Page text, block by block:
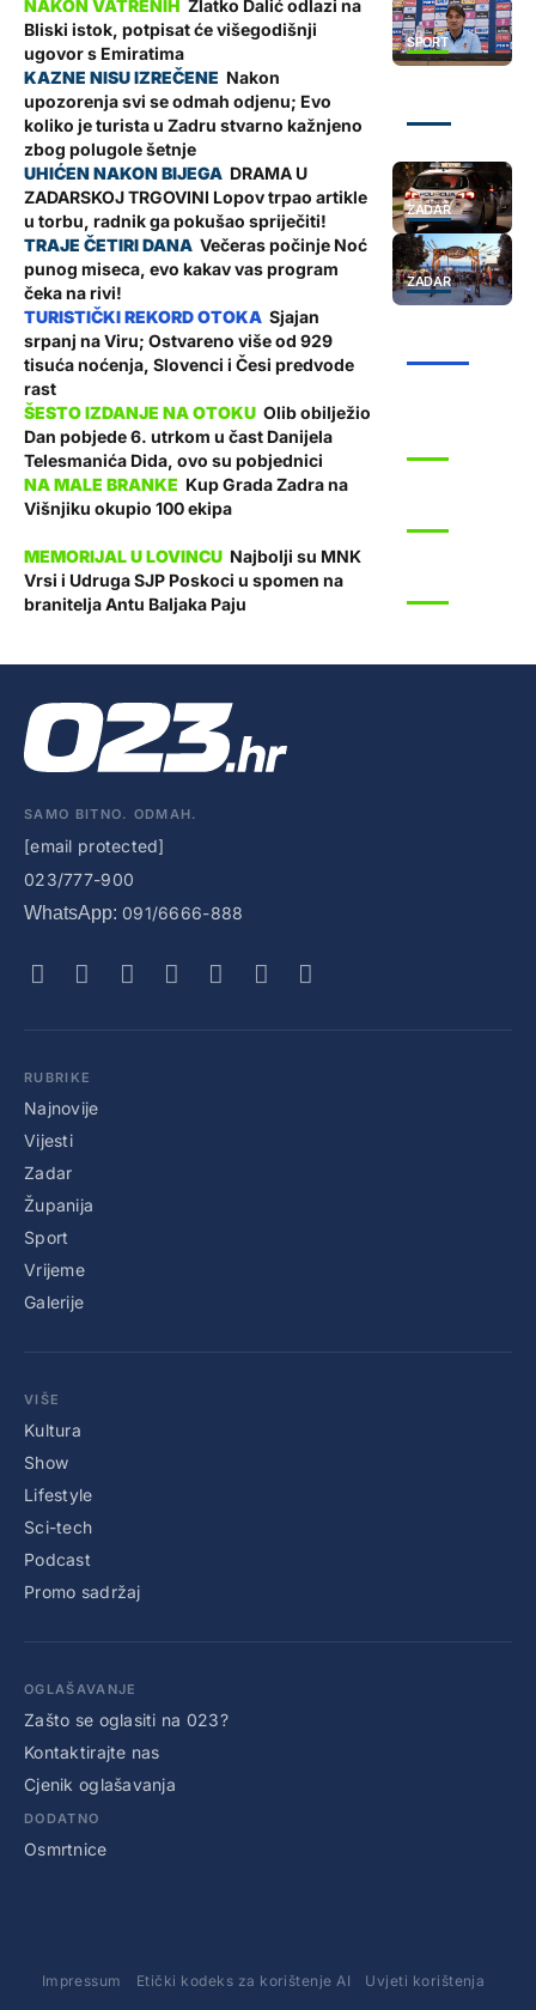
SPORT
Zlatko Dalić odlazi na
Bliski istok, potpisat će višegodišnji
ugovor s Emiratima
Nakon
upozorenja svi se odmah odjenu; Evo
koliko je turista u Zadru stvarno kažnjeno
zbog polugole šetnje
ZADAR
DRAMA U
ZADARSKOJ TRGOVINI Lopov trpao artikle
u torbu, radnik ga pokušao spriječiti!
ZADAR
Večeras počinje Noć
punog miseca, evo kakav vas program
čeka na rivi!
Sjajan
srpanj na Viru; Ostvareno više od 929
tisuća noćenja, Slovenci i Česi predvode
rast
Olib obilježio
Dan pobjede 6. utrkom u čast Danijela
Telesmanića Dida, ovo su pobjednici
Kup Grada Zadra na
Višnjiku okupio 100 ekipa
Najbolji su MNK
Vrsi i Udruga SJP Poskoci u spomen na
branitelja Antu Baljaka Paju
SAMO BITNO. ODMAH.
[email protected]
023/777-900
WhatsApp: 091/6666-888
RUBRIKE
Najnovije
Vijesti
Zadar
Županija
Sport
Vrijeme
Galerije
VIŠE
Kultura
Show
Lifestyle
Sci-tech
Podcast
Promo sadržaj
OGLAŠAVANJE
Zašto se oglasiti na 023?
Kontaktirajte nas
Cjenik oglašavanja
DODATNO
Osmrtnice
Impressum Etički kodeks za korištenje AI Uvjeti korištenja